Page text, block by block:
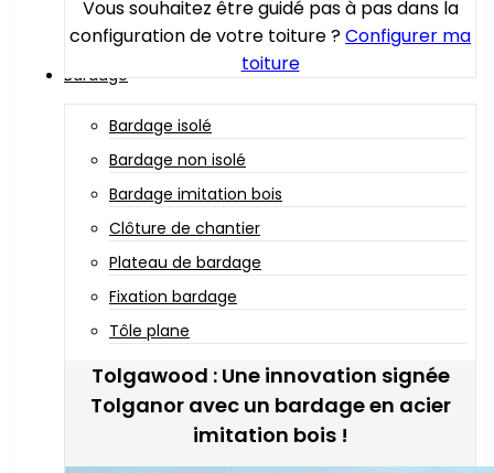
Vous souhaitez être guidé pas à pas dans la
configuration de votre toiture ?Configurer ma
toiture
Bardage
Bardage isolé
Bardage non isolé
Bardage imitation bois
Clôture de chantier
Plateau de bardage
Fixation bardage
Tôle plane
Tolgawood : Une innovation signée
Tolganor avec un bardage en acier
imitation bois !